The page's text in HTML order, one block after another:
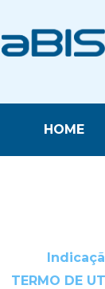
HOME
TERMO DE